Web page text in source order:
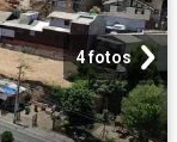
4 fotos